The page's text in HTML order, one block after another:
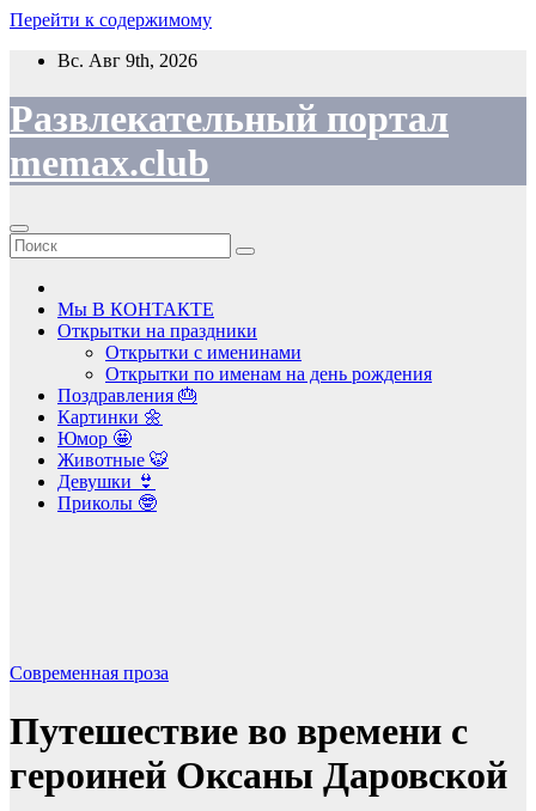
Перейти к содержимому
Вс. Авг 9th, 2026
Развлекательный портал
memax.club
Мы В КОНТАКТЕ
Открытки на праздники
Открытки с именинами
Открытки по именам на день рождения
Поздравления 🎂
Картинки 🌼
Юмор 🤩
Животные 🐯
Девушки 👙
Приколы 🤓
Современная проза
Путешествие во времени с
героиней Оксаны Даровской